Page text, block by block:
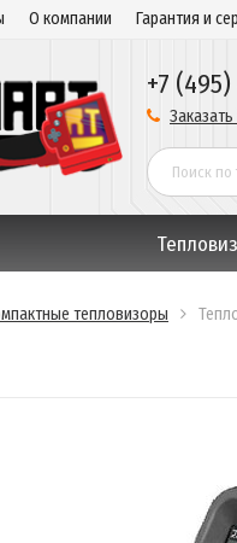
О компании Гарантия и
+7
тепловизоры